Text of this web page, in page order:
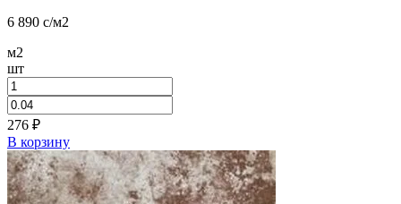
6 890 c/м2
м2
шт
276 ₽
В корзину